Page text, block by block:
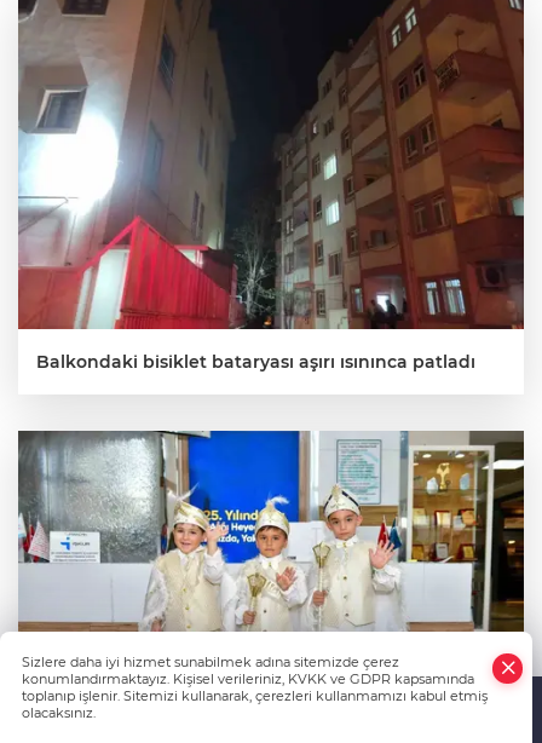
Balkondaki bisiklet bataryası aşırı ısınınca patladı
Sizlere daha iyi hizmet sunabilmek adına sitemizde çerez
konumlandırmaktayız. Kişisel verileriniz, KVKK ve GDPR kapsamında
toplanıp işlenir. Sitemizi kullanarak, çerezleri kullanmamızı kabul etmiş
olacaksınız.